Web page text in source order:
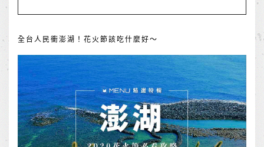
全台人民衝澎湖！花火節該吃什麼好～